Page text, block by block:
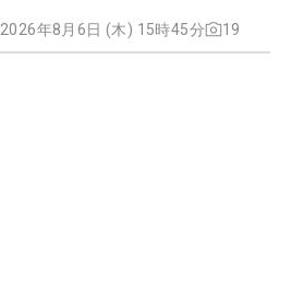
2026年8月6日 (木) 15時45分 19